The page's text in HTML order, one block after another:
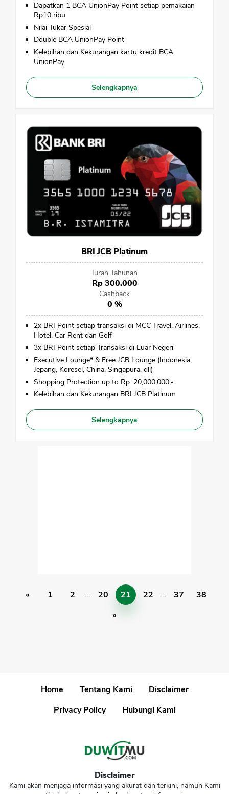
Dapatkan 1 BCA UnionPay Point setiap pemakaian
Rp10 ribu
Nilai Tukar Spesial
Double BCA UnionPay Point
Kelebihan dan Kekurangan kartu kredit BCA
UnionPay
Selengkapnya
BRI JCB Platinum
Iuran Tahunan
Rp 300.000
Cashback
0 %
2x BRI Point setiap transaksi di MCC Travel, Airlines,
Hotel, Car Rent dan Golf
3x BRI Point setiap Transaksi di Luar Negeri
Executive Lounge* & Free JCB Lounge (Indonesia,
Jepang, Koresel, China, Singapura, dll)
Shopping Protection up to Rp. 20,000,000,-
Kelebihan dan Kekurangan BRI JCB Platinum
Selengkapnya
« 1 2 ... 20 21 22 ... 37
38
»
Home Tentang Kami
Disclaimer
Privacy Policy
Hubungi Kami
Disclaimer
Kami akan menjaga informasi yang akurat dan terkini, namun Kami